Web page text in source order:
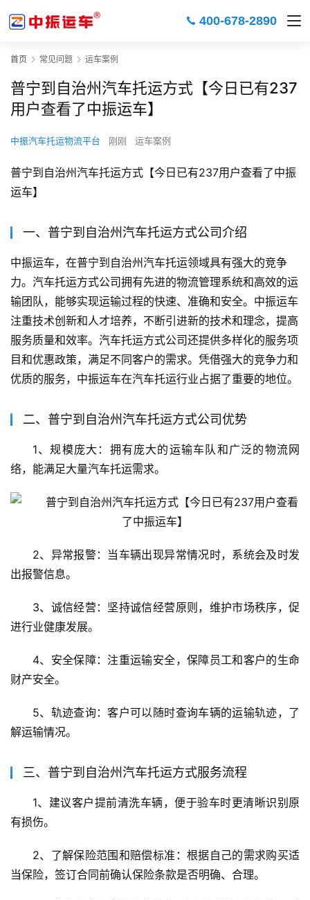
400-678-2890
首页 常见问题 运车案例
普宁到自治州汽车托运方式【今日已有237
用户查看了中振运车】
中振汽车托运物流平台 刚刚 运车案例
普宁到自治州汽车托运方式【今日已有237用户查看了中振
运车】
一、普宁到自治州汽车托运方式公司介绍
中振运车，在普宁到自治州汽车托运领域具有强大的竞争
力。汽车托运方式公司拥有先进的物流管理系统和高效的运
输团队，能够实现运输过程的快速、准确和安全。中振运车
注重技术创新和人才培养，不断引进新的技术和理念，提高
服务质量和效率。汽车托运方式公司还提供多样化的服务项
目和优惠政策，满足不同客户的需求。凭借强大的竞争力和
优质的服务，中振运车在汽车托运行业占据了重要的地位。
二、普宁到自治州汽车托运方式公司优势
1、规模庞大：拥有庞大的运输车队和广泛的物流网
络，能满足大量汽车托运需求。
2、异常报警：当车辆出现异常情况时，系统会及时发
出报警信息。
3、诚信经营：坚持诚信经营原则，维护市场秩序，促
进行业健康发展。
4、安全保障：注重运输安全，保障员工和客户的生命
财产安全。
5、轨迹查询：客户可以随时查询车辆的运输轨迹，了
解运输情况。
三、普宁到自治州汽车托运方式服务流程
1、建议客户提前清洗车辆，便于验车时更清晰识别原
有损伤。
2、了解保险范围和赔偿标准：根据自己的需求购买适
当保险，签订合同前确认保险条款是否明确、合理。